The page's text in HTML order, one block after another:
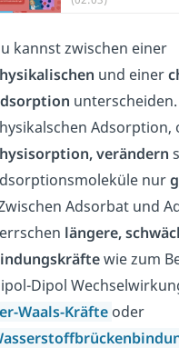
kannst zwischen einer
und einer
Adsorption,
verändern
nur
Adsorbat und
längere,
wie zum
Dipol
Waals-Kräfte oder